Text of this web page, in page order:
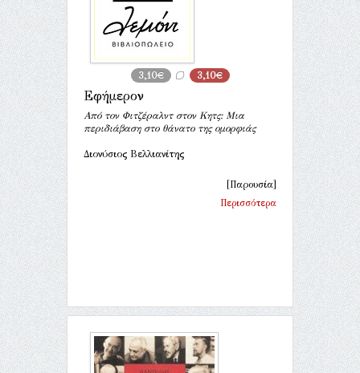
3,10€ 3,10€
Εφήμερον
Από τον Φιτζέραλντ στον Κητς: Μια
περιδιάβαση στο θάνατο της ομορφιάς
Διονύσιος Βελλιανίτης
[Παρουσία]
Περισσότερα